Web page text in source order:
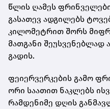
წლის ღამეს
გასათევ ადგილებს
კილომეტრით შორს
მათგანი
გადის.
ფეიერვერკების გამო
ორი საათით ნაკლებს
რამდენიმე დღის